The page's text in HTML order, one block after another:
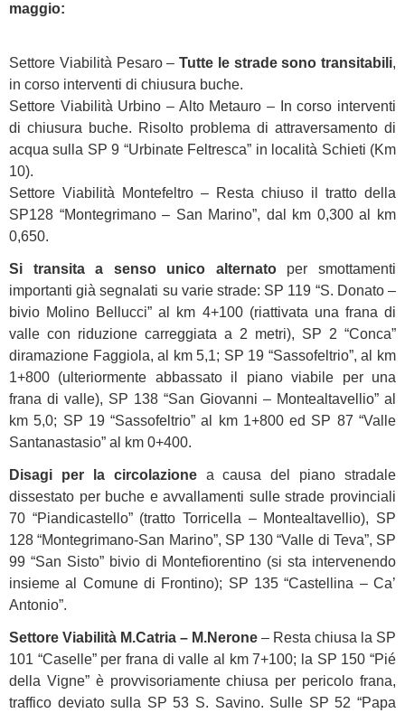
maggio:
Settore Viabilità Pesaro – Tutte le strade sono transitabili,
in corso interventi di chiusura buche.
Settore Viabilità Urbino – Alto Metauro – In corso interventi
di chiusura buche. Risolto problema di attraversamento di
acqua sulla SP 9 “Urbinate Feltresca” in località Schieti (Km
10).
Settore Viabilità Montefeltro – Resta chiuso il tratto della
SP128 “Montegrimano – San Marino”, dal km 0,300 al km
0,650.
Si transita a senso unico alternatoper smottamenti
importanti già segnalati su varie strade: SP 119 “S. Donato –
bivio Molino Bellucci” al km 4+100 (riattivata una frana di
valle con riduzione carreggiata a 2 metri), SP 2 “Conca”
diramazione Faggiola, al km 5,1; SP 19 “Sassofeltrio”, al km
1+800 (ulteriormente abbassato il piano viabile per una
frana di valle), SP 138 “San Giovanni – Montealtavellio” al
km 5,0; SP 19 “Sassofeltrio” al km 1+800 ed SP 87 “Valle
Santanastasio” al km 0+400.
Disagi per la circolazionea causa del piano stradale
dissestato per buche e avvallamenti sulle strade provinciali
70 “Piandicastello” (tratto Torricella – Montealtavellio), SP
128 “Montegrimano-San Marino”, SP 130 “Valle di Teva”, SP
99 “San Sisto” bivio di Montefiorentino (si sta intervenendo
insieme al Comune di Frontino); SP 135 “Castellina – Ca’
Antonio”.
Settore Viabilità M.Catria – M.Nerone – Resta chiusa la SP
101 “Caselle” per frana di valle al km 7+100; la SP 150 “Pié
della Vigne” è provvisoriamente chiusa per pericolo frana,
traffico deviato sulla SP 53 S. Savino. Sulle SP 52 “Papa